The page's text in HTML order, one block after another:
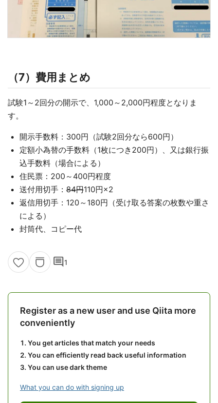
（7）費用まとめ
試験1～2回分の開示で、1,000～2,000円程度となりま
す。
開示手数料：300円（試験2回分なら600円）
定額小為替の手数料（1枚につき200円）、又は銀行振
込手数料（場合による）
住民票：200～400円程度
送付用切手： 84円110円×2
返信用切手：120～180円（受け取る答案の枚数や重さ
による）
封筒代、コピー代
comment1
Register as a new user and use Qiita more
conveniently
You get articles that match your needs
You can efficiently read back useful information
You can use dark theme
What you can do with signing up